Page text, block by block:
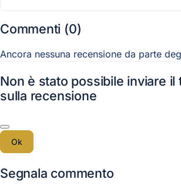
Commenti (0)
Ancora nessuna recensione da parte
Non è stato possibile inviare il
sulla recensione
Ok
Segnala commento